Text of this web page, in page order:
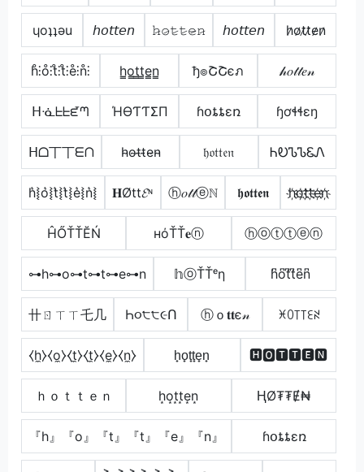
ɥoʇʇǝu 𝘩𝘰𝘵𝘵𝘦𝘯 𝚑̷𝚘̷𝚝̷𝚝̷𝚎̷𝚗̷ 𝘩𝘰𝘵𝘵𝘦𝘯 h̷o̷t̷t̷e̷n̷
h̊⫶o̊⫶t̊⫶t̊⫶e̊⫶n̊⫶ h̳o̳t̳t̳e̳n̳ ђ๏ՇՇєภ 𝒽𝑜𝓉𝓉𝑒𝓃
ᕼᓍᖶᖶᘿᘉ ΉӨƬƬΣП ɦօȶȶɛռ ɧơɬɬɛŋ
ᕼᗝ丅丅ᗴᑎ h̴o̴t̴t̴e̴n̴ 𝔥𝔬𝔱𝔱𝔢𝔫 ᏂᎧᏖᏖᏋᏁ
h͛⦚o͛⦚t͛⦚t͛⦚e͛⦚n͛⦚ 𝐇Øtt𝓔ᶰ ⓗ𝑜𝓉𝓉ⓔℕ 𝖍𝖔𝖙𝖙𝖊𝖓 h҉o҉t҉t҉e҉n҉
ĤŐŤŤĔŃ нόŤŤ𝐞ⓝ ⓗⓞⓣⓣⓔⓝ
⊶h⊶o⊶t⊶t⊶e⊶n 𝕙ⓞŤŤᵉη h͆o͆t͆t͆e͆n͆
卄ㄖㄒㄒ乇几 Һ૦੮੮૯Ո ⓗｏ𝐭𝐭є𝓃 ꁝꄲ꓄꓄ꏂꋊ
⧼h̼⧽⧼o̼⧽⧼t̼⧽⧼t̼⧽⧼e̼⧽⧼n̼⧽ h̟o̟t̟t̟e̟n̟ 🅷🅾🆃🆃🅴🅽
ｈｏｔｔｅｎ h͙o͙t͙t͙e͙n͙ ⱧØ₮₮Ɇ₦
『h』『o』『t』『t』『e』『n』 ɦօȶȶɛռ